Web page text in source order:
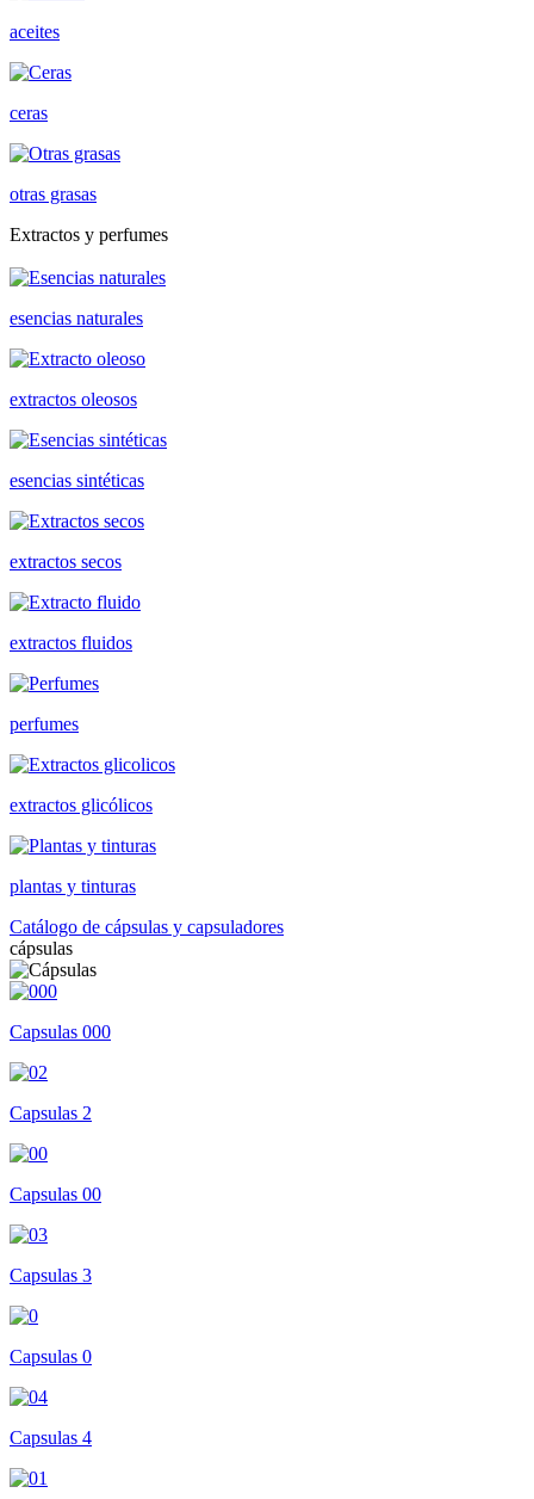
aceites
ceras
otras grasas
Extractos y perfumes
esencias naturales
extractos oleosos
esencias sintéticas
extractos secos
extractos fluidos
perfumes
extractos glicólicos
plantas y tinturas
Catálogo de cápsulas y capsuladores
cápsulas
Capsulas 000
Capsulas 2
Capsulas 00
Capsulas 3
Capsulas 0
Capsulas 4